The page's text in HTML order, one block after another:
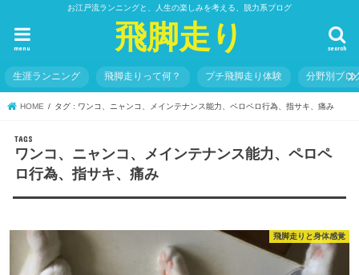
お江戸流ランニングと、人生の楽しみを考える、脱力系ブログ
飛脚走り search
menu
生涯ランニング 飛脚走りって何？ プチ飛脚走り体験 分野別ブロ
HOME タグ : ワンコ、ニャンコ、メインテナンス能力、ペロペロ行為、指サキ、痛み
ワンコ、ニャンコ、メインテナンス能力、ペロペ
ロ行為、指サキ、痛み
飛脚走りと身体感覚